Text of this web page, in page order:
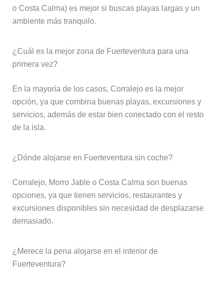
o Costa Calma) es mejor si buscas playas largas y un
ambiente más tranquilo.
¿Cuál es la mejor zona de Fuerteventura para una
primera vez?
En la mayoría de los casos, Corralejo es la mejor
opción, ya que combina buenas playas, excursiones y
servicios, además de estar bien conectado con el resto
de la isla.
¿Dónde alojarse en Fuerteventura sin coche?
Corralejo, Morro Jable o Costa Calma son buenas
opciones, ya que tienen servicios, restaurantes y
excursiones disponibles sin necesidad de desplazarse
demasiado.
¿Merece la pena alojarse en el interior de
Fuerteventura?